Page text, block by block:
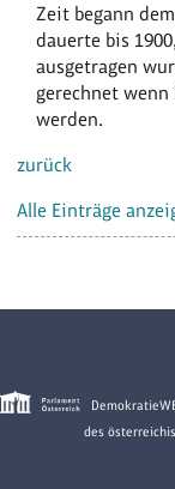
Zeit begann
dauerte bis
ausgetragen
gerechnet wenn
werden.
zurück
Alle Einträge
des